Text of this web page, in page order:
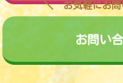
お気軽にお
お問い